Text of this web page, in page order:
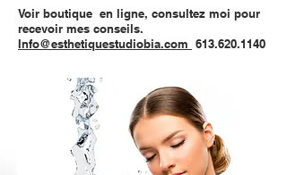
Voir boutique en ligne, consultez moi pour
recevoir mes conseils.
Info@esthetiquestudiobia.com 613.620.1140